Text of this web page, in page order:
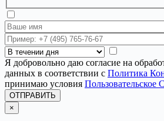
Я добровольно даю согласие на
данных в соответствии с Политика
принимаю условия Пользовательское
ОТПРАВИТЬ
×